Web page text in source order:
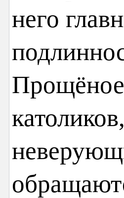
него
Прощёное